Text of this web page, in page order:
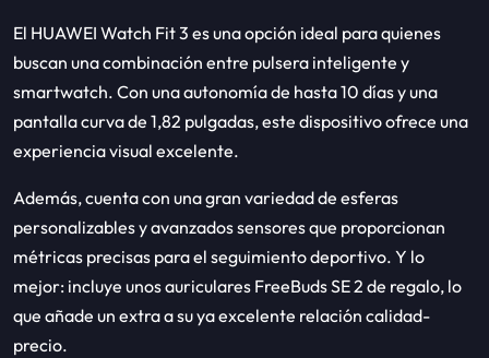
El HUAWEI Watch Fit 3 es una opción ideal para quienes
buscan una combinación entre pulsera inteligente y
smartwatch. Con una autonomía de hasta 10 días y una
pantalla curva de 1,82 pulgadas, este dispositivo ofrece una
experiencia visual excelente.
Además, cuenta con una gran variedad de esferas
personalizables y avanzados sensores que proporcionan
métricas precisas para el seguimiento deportivo. Y lo
mejor: incluye unos auriculares FreeBuds SE 2 de regalo, lo
que añade un extra a su ya excelente relación calidad-
precio.